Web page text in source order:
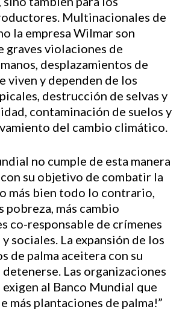
Multinacionales de
la empresa Wilmar son
graves violaciones de
desplazamientos de
viven y dependen de los
destrucción de selvas y
contaminación de suelos y
del cambio climático.
no cumple de esta manera
su objetivo de combatir la
más bien todo lo contrario,
pobreza, más cambio
co-responsable de crímenes
sociales. La expansión de los
de palma aceitera con su
Las organizaciones
al Banco Mundial que
más plantaciones de palma!”